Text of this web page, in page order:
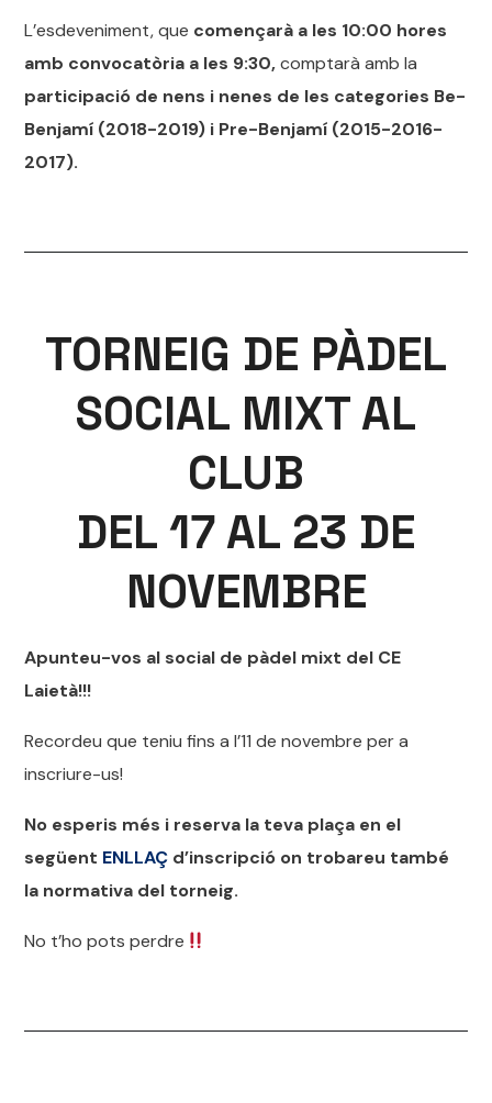
L’esdeveniment, que començarà a les 10:00 hores
amb convocatòria a les 9:30,comptarà amb la
participació de nens i nenes de les categories Be-
Benjamí (2018-2019) i Pre-Benjamí (2015-2016-
2017).
TORNEIG DE PÀDEL
SOCIAL MIXT AL
CLUB
DEL 17 AL 23 DE
NOVEMBRE
Apunteu-vos al social de pàdel mixt del CE
Laietà!!!
Recordeu que teniu fins a l’11 de novembre per a
inscriure-us!
No esperis més i reserva la teva plaça en el
següent ENLLAÇ d’inscripció on trobareu també
la normativa del torneig.
No t’ho pots perdre